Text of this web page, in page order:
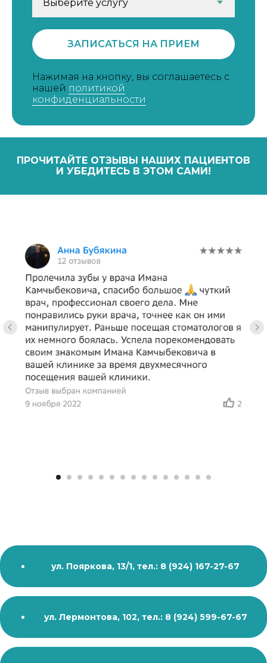
ЗАПИСАТЬСЯ НА ПРИЕМ
Нажимая на кнопку, вы соглашаетесь с
нашей политикой
конфиденциальности.
ПРОЧИТАЙТЕ ОТЗЫВЫ НАШИХ ПАЦИЕНТОВ
И УБЕДИТЕСЬ В ЭТОМ САМИ!
ул. Пояркова, 13/1, тел.: 8 (924) 167-27-67
ул. Лермонтова, 102, тел.: 8 (924) 599-67-67